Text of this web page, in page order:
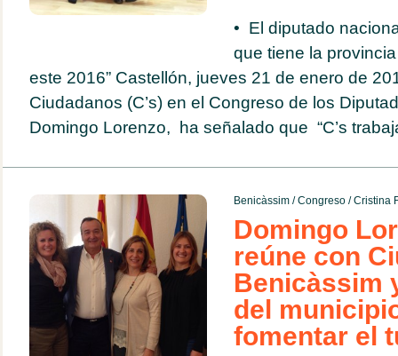
• El diputado
que tiene la
este 2016” Castellón, jueves 21 de enero de
Ciudadanos (C’s) en el Congreso de los
Domingo Lorenzo, ha señalado que “C’s
Benicàssim/Congreso/Cristina
Domingo
reúne con
Benicàssim
del
fomentar el